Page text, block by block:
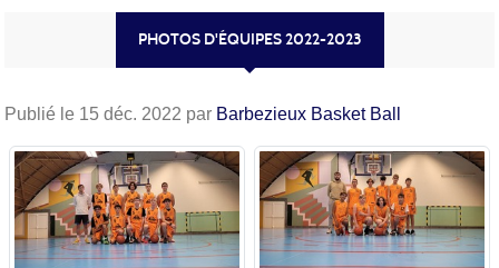
PHOTOS D'ÉQUIPES 2022-2023
Publié le 15 déc. 2022 par Barbezieux Basket Ball